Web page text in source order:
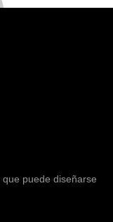
puede diseñarse